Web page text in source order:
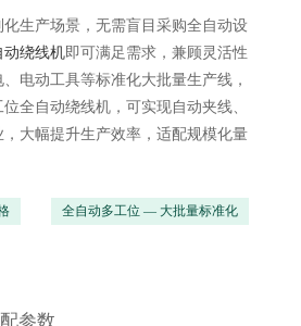
生产场景，无需盲目采购全自动设
动绕线机即可满足需求，兼顾灵活性
电动工具等标准化大批量生产线，
全自动绕线机，可实现自动夹线、
大幅提升生产效率，适配规模化量
全自动多工位 — 大批量标准化
参数